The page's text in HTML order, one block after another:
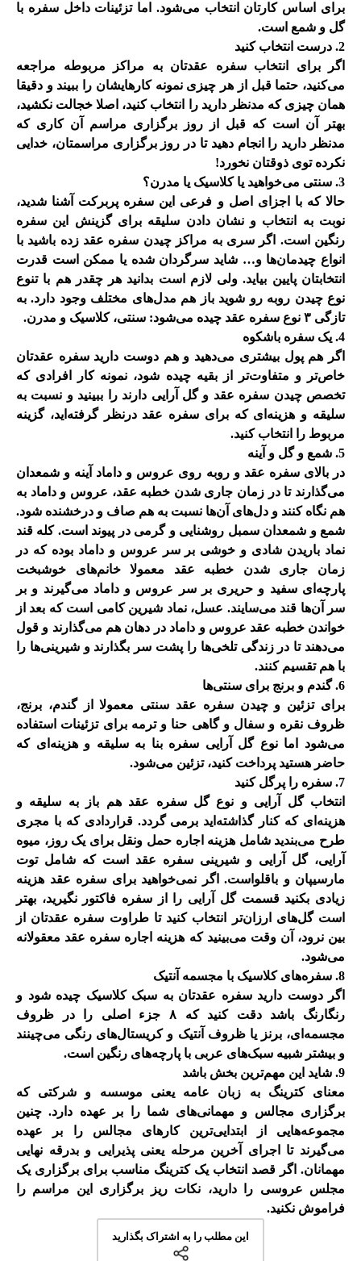
برای اساس کارتان انتخاب می‌شود. اما تزئینات داخل سفره با
گل و شمع است.
2. درست انتخاب کنید
اگر برای انتخاب سفره عقدتان به مراکز مربوطه مراجعه
می‌کنید، حتما قبل از هر چیزی نمونه کار‌هایشان را ببیند و دقیقا‌‌
همان چیزی که مدنظر دارید را انتخاب کنید، اصلا خجالت نکشید،
بهتر آن است که قبل از روز برگزاری مراسم آن کاری که
مدنظر دارید را انجام دهید تا در روز برگزاری مراسمتان، خدایی
نکرده توی ذوقتان نخورد!
3. سنتی می‌خواهید یا کلاسیک یا مدرن؟
حالا که با اجزای اصل و فرعی این سفره پربرکت آشنا شدید،
نوبت به انتخاب و نشان دادن سلیقه برای گزینش این سفره
رنگین است. اگر سری به مراکز چیدن سفره عقد زده باشید با
انواع چیدمان‌ها و… شاید سرگردان شده یا ممکن است قدرت
انتخابتان پایین بیاید. ولی لازم است بدانید هر چقدر هم با تنوع
نوع چیدن روبه رو شوید باز هم مدل‌های مختلف وجود دارد. به
تازگی ۳ نوع سفره عقد چیده می‌شود: سنتی، کلاسیک و مدرن
.
4. یک سفره باشکوه
اگر هم پول بیشتری می‌دهید و هم دوست دارید سفره عقدتان
خاص‌تر و متفاوت‌تر از بقیه چیده شود، نمونه کار افرادی که
تخصص چیدن سفره عقد و گل آرایی دارند را ببینید و نسبت به
سلیقه و هزینه‌ای که برای سفره عقد درنظر گرفته‌اید، گزینه
مربوط را انتخاب کنید.
5. شمع و گل و آینه
در بالای سفره عقد و روبه روی عروس و داماد آینه و شمعدان
می‌گذارند تا در زمان جاری شدن خطبه عقد، عروس و داماد به
هم نگاه کنند و دل‌های آن‌ها نسبت به هم صاف و درخشنده شود.
شمع و شمعدان سمبل روشنایی و گرمی در پیوند است. کله قند
نماد باریدن شادی و خوشی بر سر عروس و داماد بوده که در
زمان جاری شدن خطبه عقد معمولا خانم‌های خوشبخت
پارچه‌ای سفید و حریری بر سر عروس و داماد می‌گیرند و بر
سر آن‌ها قند می‌سایند. عسل، نماد شیرین کامی است که بعد از
خواندن خطبه عقد عروس و داماد در دهان هم می‌گذارند و قول
می‌دهند تا در زندگی تلخی‌ها را پشت سر بگذارند و شیرینی‌ها را
با هم تقسیم کنند.
6. گندم و برنج برای سنتی‌ها
برای تزئین و چیدن سفره عقد سنتی معمولا از گندم، برنج،
ظروف نقره و سفال و گاهی حنا و ترمه برای تزئینات استفاده
می‌شود اما نوع گل آرایی سفره بنا به سلیقه و هزینه‌ای که
حاضر هستید پرداخت کنید، تزئین می‌شود.
7. سفره را پرگل کنید
انتخاب گل آرایی و نوع گل سفره عقد هم باز به سلیقه و
هزینه‌ای که کنار گذاشته‌اید برمی گردد. قراردادی که با مجری
طرح می‌بندید شامل هزینه اجاره حمل ونقل برای یک روز، میوه
آرایی، گل آرایی و شیرینی سفره عقد است که شامل توت
مارسیپان و باقلواست. اگر نمی‌خواهید برای سفره عقد هزینه
زیادی بکنید قسمت گل آرایی را از سفره فاکتور نگیرید، بهتر
است گل‌های ارزان‌تر انتخاب کنید تا طراوت سفره عقدتان از
بین نرود، آن وقت می‌بینید که هزینه اجاره سفره عقد معقولانه
می‌شود.
8. سفره‌های کلاسیک با مجسمه آنتیک
اگر دوست دارید سفره عقدتان به سبک کلاسیک چیده شود و
رنگارنگ باشد دقت کنید که ۸ جزء اصلی را در ظروف
مجسمه‌ای، برنز یا ظروف آنتیک و کریستال‌های رنگی می‌چینند
و بیشتر شبیه سبک‌های عربی با پارچه‌های رنگین است.
9. شاید این مهم‌ترین بخش باشد
معنای کترینگ به زبان عامه یعنی موسسه و شرکتی که
برگزاری مجالس و مهمانی‌های شما را بر عهده دارد. چنین
مجموعه‌هایی از ابتدایی‌ترین کار‌های مجالس را بر عهده
می‌گیرند تا اجرای آخرین مرحله یعنی پذیرایی و بدرقه نهایی
مهمانان. اگر قصد انتخاب یک کترینگ مناسب برای برگزاری یک
مجلس عروسی را دارید، نکات ریز برگزاری این مراسم را
فراموش نکنید.
این مطلب را به اشتراک بگذارید